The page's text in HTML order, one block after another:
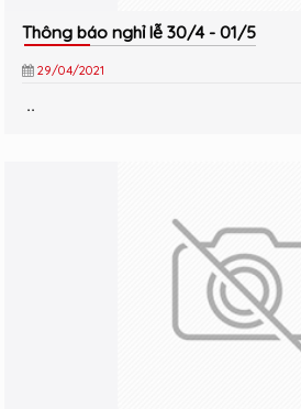
Thông báo nghỉ lễ 30/4 - 01/5
29/04/2021
..